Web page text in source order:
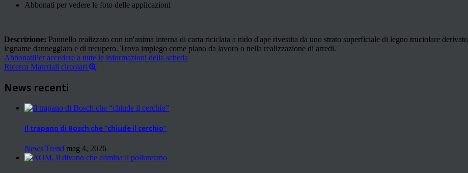
Abbonati per vedere le foto delle applicazioni
Descrizione: Pannello realizzato con un'anima interna di carta riciclata a nido d'ape rivestita da uno strato superficiale di legno truciolare
legname danneggiato e di recupero. Trova impiego come piano da lavoro o nella realizzazione di arredi.
AbbonatiPer accedere a tutte le informazioni della scheda
Ricerca Materiali circolari
News recenti
Il trapano di Bosch che “chiude il cerchio”
News Trend mag 4, 2026